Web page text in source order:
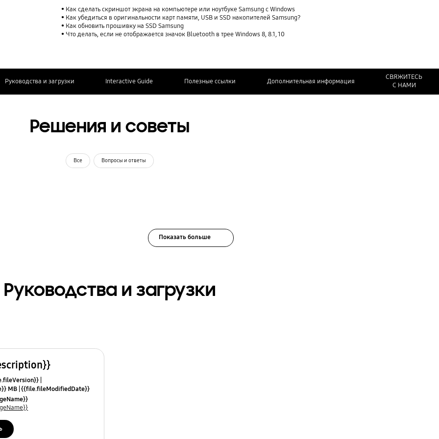
Как сделать скриншот экрана на компьютере или ноутбуке Samsung с Windows
Как убедиться в оригинальности карт памяти, USB и SSD накопителей Samsung?
Как обновить прошивку на SSD Samsung
Что делать, если не отображается значок Bluetooth в трее Windows 8, 8.1, 10
Руководства и загрузки Interactive Guide Полезные ссылки Дополнительная информация
СВЯЖИТЕСЬ
С НАМИ
Решения и советы
Все Вопросы и ответы
Показать больше
Руководства и загрузки
MB {{file.fileModifiedDate}}